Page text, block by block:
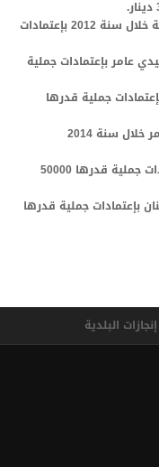
مشروع تهيئة عدد من المسالك السياحية خلال سنة 2012 بإعتمادات
عامر بإعتمادات جملية
جملية قدرها
مشروع تهيئة الملعب البلدي بسيدي عامر خلال سنة 2014
مشروع تهيئة منتزه سيدي عامر بإعتمادات جملية قدرها 50000
02 شاحنة قالبة حمولة 08 أطنان بإعتمادات جملية قدرها
البلدية